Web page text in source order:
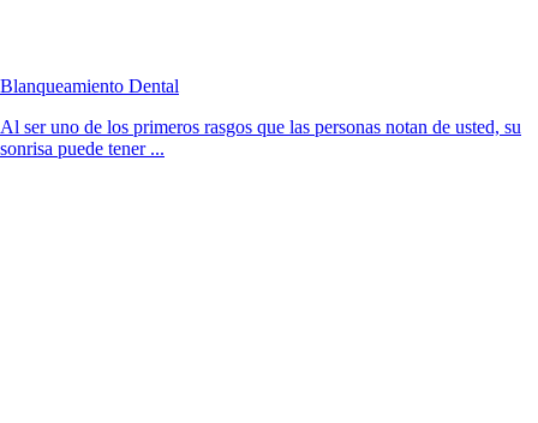
Blanqueamiento Dental
Al ser uno de los primeros rasgos que las personas notan de usted, su
sonrisa puede tener ...